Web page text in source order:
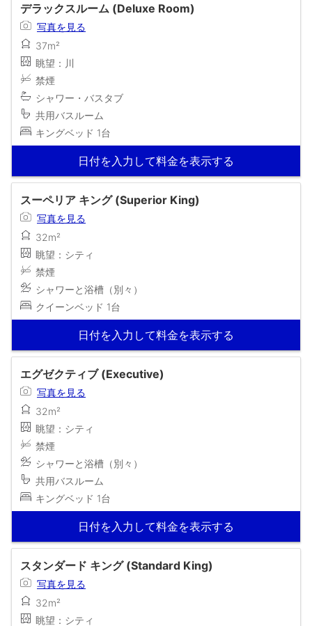
デラックスルーム (Deluxe Room)
写真を見る
37m²
眺望：川
禁煙
シャワー・バスタブ
共用バスルーム
キングベッド 1台
日付を入力して料金を表示する
スーペリア キング (Superior King)
写真を見る
32m²
眺望：シティ
禁煙
シャワーと浴槽（別々）
クイーンベッド 1台
日付を入力して料金を表示する
エグゼクティブ (Executive)
写真を見る
32m²
眺望：シティ
禁煙
シャワーと浴槽（別々）
共用バスルーム
キングベッド 1台
日付を入力して料金を表示する
スタンダード キング (Standard King)
写真を見る
32m²
眺望：シティ